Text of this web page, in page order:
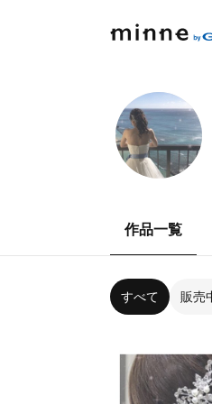
作品一覧
すべて 販売